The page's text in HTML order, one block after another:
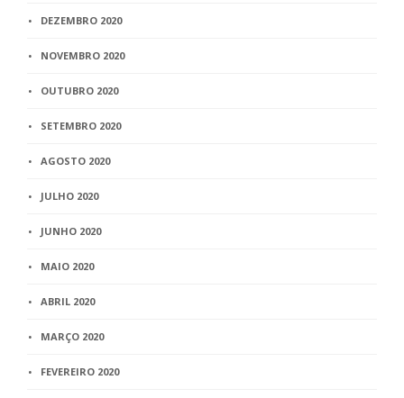
DEZEMBRO 2020
NOVEMBRO 2020
OUTUBRO 2020
SETEMBRO 2020
AGOSTO 2020
JULHO 2020
JUNHO 2020
MAIO 2020
ABRIL 2020
MARÇO 2020
FEVEREIRO 2020